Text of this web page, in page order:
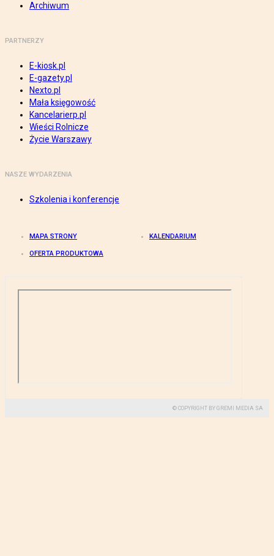
Archiwum
PARTNERZY
E-kiosk.pl
E-gazety.pl
Nexto.pl
Mała księgowość
Kancelarierp.pl
Wieści Rolnicze
Życie Warszawy
NASZE WYDARZENIA
Szkolenia i konferencje
MAPA STRONY KALENDARIUM
OFERTA PRODUKTOWA
© COPYRIGHT BY GREMI MEDIA SA